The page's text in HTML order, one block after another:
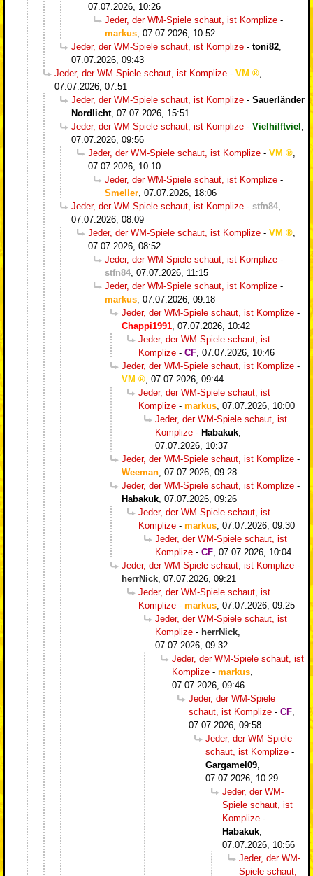
07.07.2026, 10:26
Jeder, der WM-Spiele schaut, ist Komplize -
markus 07.07.2026, 10:52
Jeder, der WM-Spiele schaut, ist Komplize - toni82
07.07.2026, 09:43
Jeder, der WM-Spiele schaut, ist Komplize - VM
07.07.2026, 07:51
Jeder, der WM-Spiele schaut, ist Komplize - Sauerländer
Nordlicht, 07.07.2026, 15:51
Jeder, der WM-Spiele schaut, ist Komplize - Vielhilftviel
07.07.2026, 09:56
Jeder, der WM-Spiele schaut, ist Komplize - VM
07.07.2026, 10:10
Jeder, der WM-Spiele schaut, ist Komplize -
Smeller 07.07.2026, 18:06
Jeder, der WM-Spiele schaut, ist Komplize - stfn84
07.07.2026, 08:09
Jeder, der WM-Spiele schaut, ist Komplize - VM
07.07.2026, 08:52
Jeder, der WM-Spiele schaut, ist Komplize -
stfn84 07.07.2026, 11:15
Jeder, der WM-Spiele schaut, ist Komplize -
markus 07.07.2026, 09:18
Jeder, der WM-Spiele schaut, ist Komplize -
Chappi1991 07.07.2026, 10:42
Jeder, der WM-Spiele schaut, ist
Komplize - CF 07.07.2026, 10:46
Jeder, der WM-Spiele schaut, ist Komplize -
VM
07.07.2026, 09:44
Jeder, der WM-Spiele schaut, ist
Komplize - markus 07.07.2026, 10:00
Jeder, der WM-Spiele schaut, ist
Komplize - Habakuk
07.07.2026, 10:37
Jeder, der WM-Spiele schaut, ist Komplize -
Weeman 07.07.2026, 09:28
Jeder, der WM-Spiele schaut, ist Komplize -
Habakuk 07.07.2026, 09:26
Jeder, der WM-Spiele schaut, ist
Komplize - markus 07.07.2026, 09:30
Jeder, der WM-Spiele schaut, ist
Komplize - CF 07.07.2026, 10:04
Jeder, der WM-Spiele schaut, ist Komplize -
herrNick 07.07.2026, 09:21
Jeder, der WM-Spiele schaut, ist
Komplize - markus 07.07.2026, 09:25
Jeder, der WM-Spiele schaut, ist
Komplize - herrNick
07.07.2026, 09:32
Jeder, der WM-Spiele schaut, ist
Komplize - markus
07.07.2026, 09:46
Jeder, der WM-Spiele
schaut, ist Komplize - CF
07.07.2026, 09:58
Jeder, der WM-Spiele
schaut, ist Komplize -
Gargamel09
07.07.2026, 10:29
Jeder, der WM-
Spiele schaut, ist
Komplize -
Habakuk
07.07.2026, 10:56
Jeder, der WM-
Spiele schaut,